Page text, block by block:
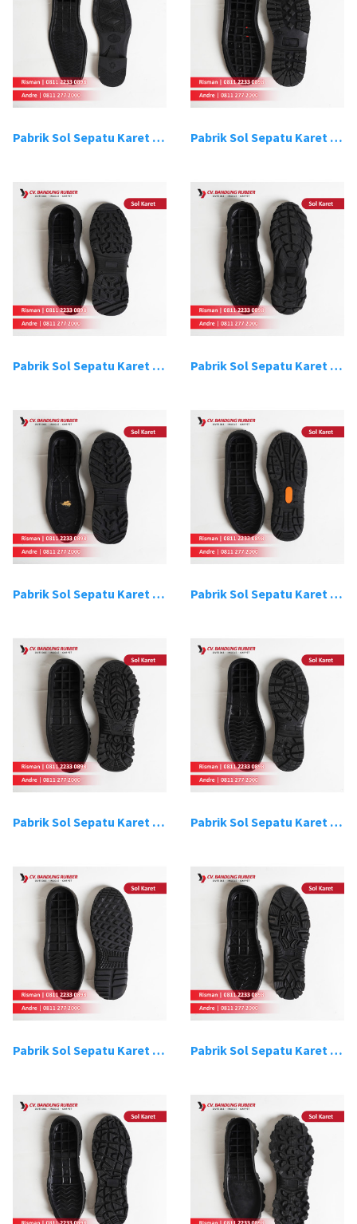
Pabrik Sol Sepatu Karet Bandung 5 Pabrik Sol Sepatu Karet Bandung 6
Pabrik Sol Sepatu Karet Bandung 7 Pabrik Sol Sepatu Karet Bandung 8
Pabrik Sol Sepatu Karet Bandung 9 Pabrik Sol Sepatu Karet Bandung 10
Pabrik Sol Sepatu Karet Bandung 11 Pabrik Sol Sepatu Karet Bandung 12
Pabrik Sol Sepatu Karet Bandung 13 Pabrik Sol Sepatu Karet Bandung 14